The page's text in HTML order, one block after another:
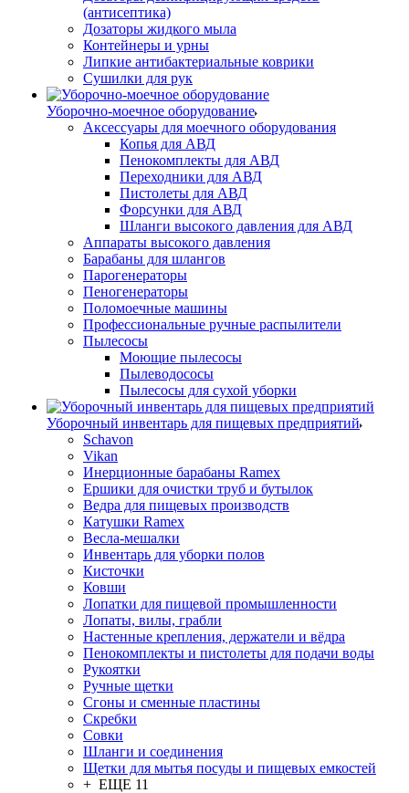
(антисептика)
Дозаторы жидкого мыла
Контейнеры и урны
Липкие антибактериальные коврики
Сушилки для рук
Уборочно-моечное оборудование
Аксессуары для моечного оборудования
Копья для АВД
Пенокомплекты для АВД
Переходники для АВД
Пистолеты для АВД
Форсунки для АВД
Шланги высокого давления для АВД
Аппараты высокого давления
Барабаны для шлангов
Парогенераторы
Пеногенераторы
Поломоечные машины
Профессиональные ручные распылители
Пылесосы
Моющие пылесосы
Пылеводососы
Пылесосы для сухой уборки
Уборочный инвентарь для пищевых предприятий
Schavon
Vikan
Инерционные барабаны Ramex
Ершики для очистки труб и бутылок
Ведра для пищевых производств
Катушки Ramex
Весла-мешалки
Инвентарь для уборки полов
Кисточки
Ковши
Лопатки для пищевой промышленности
Лопаты, вилы, грабли
Настенные крепления, держатели и вёдра
Пенокомплекты и пистолеты для подачи воды
Рукоятки
Ручные щетки
Сгоны и сменные пластины
Скребки
Совки
Шланги и соединения
Щетки для мытья посуды и пищевых емкостей
+ ЕЩЕ 11